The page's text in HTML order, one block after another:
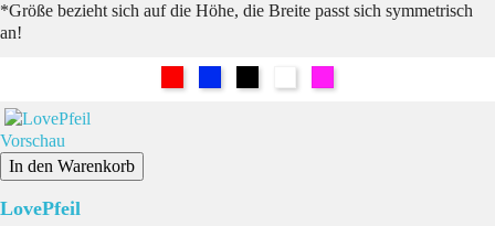
*Größe bezieht sich auf die Höhe, die Breite passt sich symmetrisch
an!
Vorschau
In den Warenkorb
LovePfeil